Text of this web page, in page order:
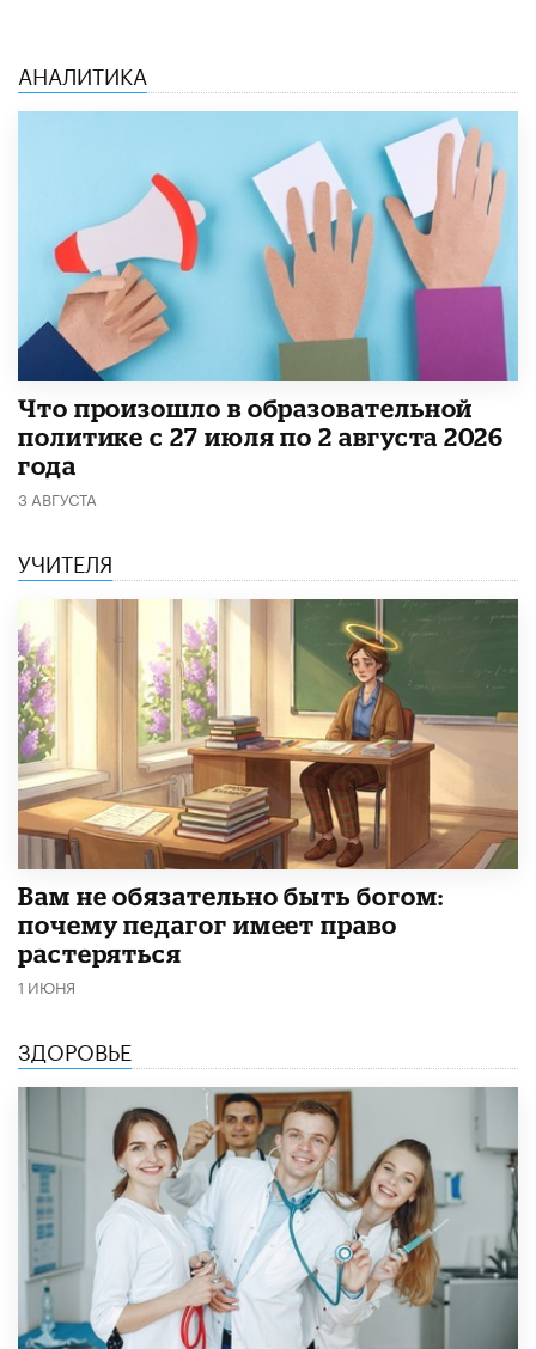
АНАЛИТИКА
​Что произошло в образовательной
политике с 27 июля по 2 августа 2026
года
3 АВГУСТА
УЧИТЕЛЯ
​Вам не обязательно быть богом:
почему педагог имеет право
растеряться
1 ИЮНЯ
ЗДОРОВЬЕ